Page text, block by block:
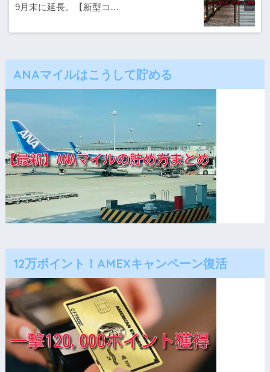
9月末に延長。【新型コ…
ANAマイルはこうして貯める
12万ポイント！AMEXキャンペーン復活